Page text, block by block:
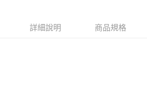
法說明評估內容。
預購-付款後全家取貨(舊)
詳細說明 商品規格